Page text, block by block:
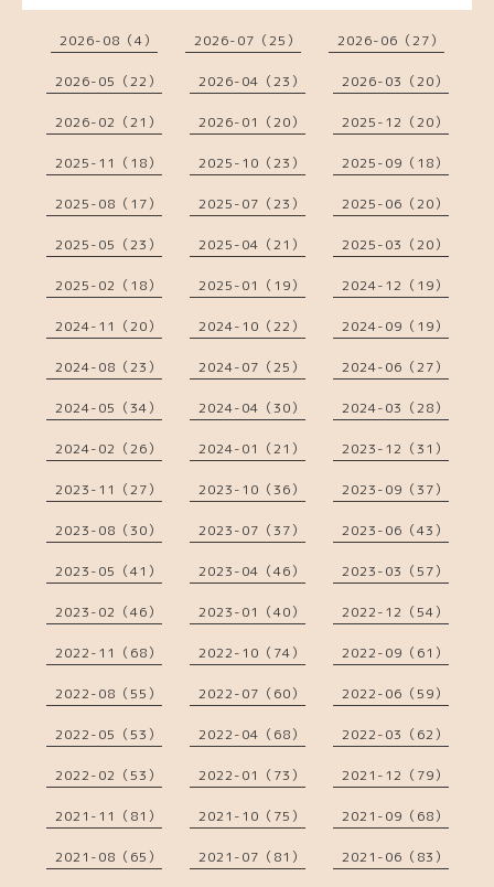
2026-08（4） 2026-07（25） 2026-06（27）
2026-05（22） 2026-04（23） 2026-03（20）
2026-02（21） 2026-01（20） 2025-12（20）
2025-11（18） 2025-10（23） 2025-09（18）
2025-08（17） 2025-07（23） 2025-06（20）
2025-05（23） 2025-04（21） 2025-03（20）
2025-02（18） 2025-01（19） 2024-12（19）
2024-11（20） 2024-10（22） 2024-09（19）
2024-08（23） 2024-07（25） 2024-06（27）
2024-05（34） 2024-04（30） 2024-03（28）
2024-02（26） 2024-01（21） 2023-12（31）
2023-11（27） 2023-10（36） 2023-09（37）
2023-08（30） 2023-07（37） 2023-06（43）
2023-05（41） 2023-04（46） 2023-03（57）
2023-02（46） 2023-01（40） 2022-12（54）
2022-11（68） 2022-10（74） 2022-09（61）
2022-08（55） 2022-07（60） 2022-06（59）
2022-05（53） 2022-04（68） 2022-03（62）
2022-02（53） 2022-01（73） 2021-12（79）
2021-11（81） 2021-10（75） 2021-09（68）
2021-08（65） 2021-07（81） 2021-06（83）